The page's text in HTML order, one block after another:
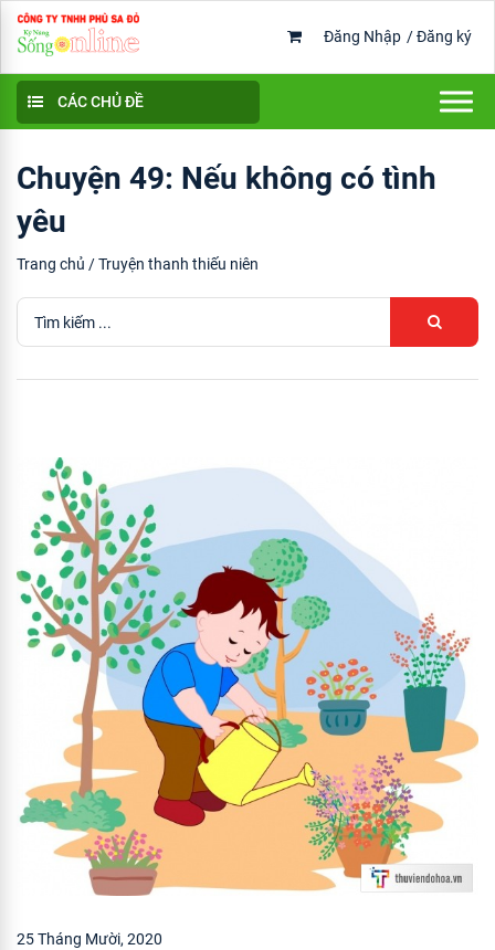
Đăng Nhập /Đăng ký
CÁC CHỦ ĐỀ
Chuyện 49: Nếu không có tình
yêu
Trang chủ /Truyện thanh thiếu niên
25 Tháng Mười, 2020